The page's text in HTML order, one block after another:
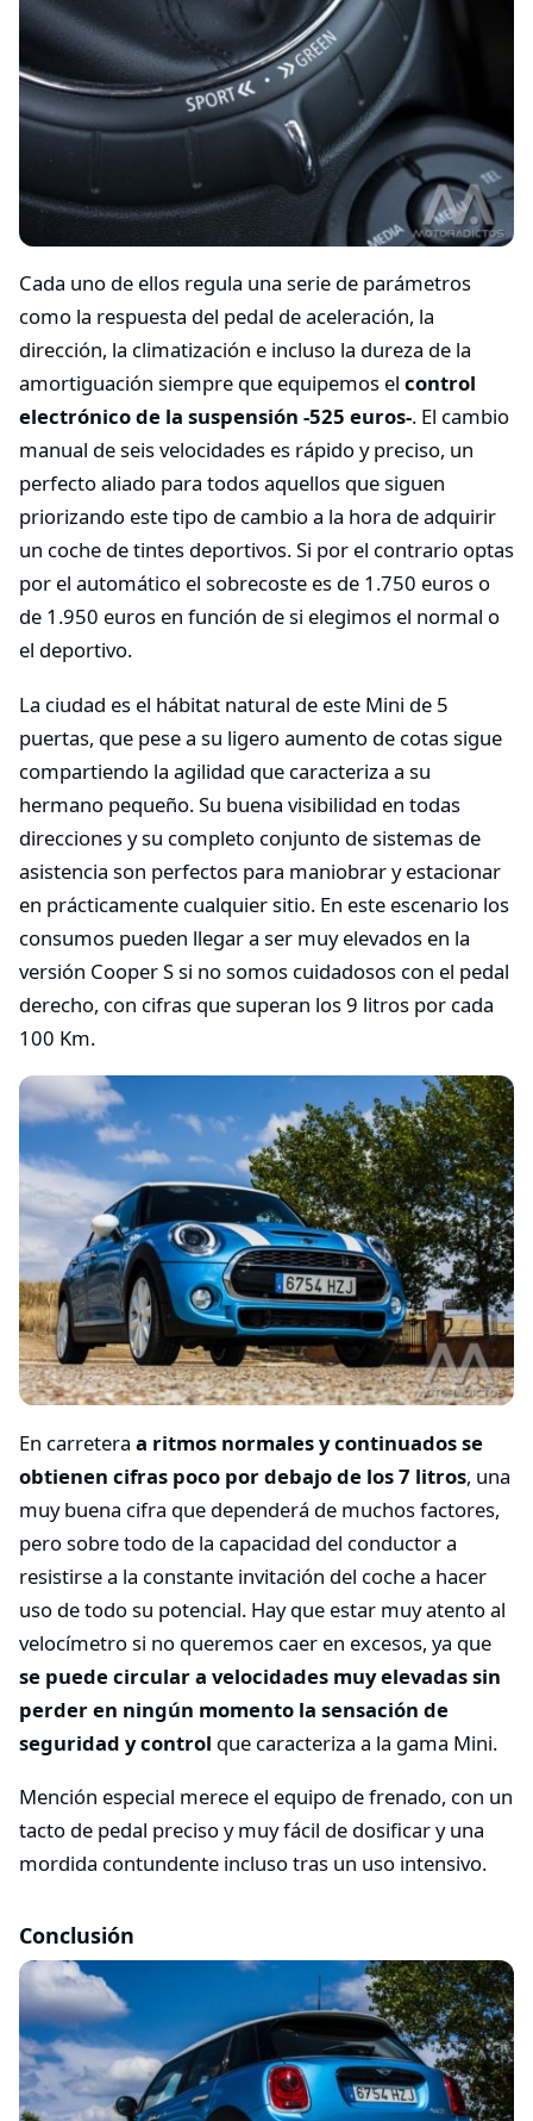
Cada uno de ellos regula una serie de parámetros
como la respuesta del pedal de aceleración, la
dirección, la climatización e incluso la dureza de la
amortiguación siempre que equipemos el control
electrónico de la suspensión -525 euros-. El cambio
manual de seis velocidades es rápido y preciso, un
perfecto aliado para todos aquellos que siguen
priorizando este tipo de cambio a la hora de adquirir
un coche de tintes deportivos. Si por el contrario optas
por el automático el sobrecoste es de 1.750 euros o
de 1.950 euros en función de si elegimos el normal o
el deportivo.
La ciudad es el hábitat natural de este Mini de 5
puertas, que pese a su ligero aumento de cotas sigue
compartiendo la agilidad que caracteriza a su
hermano pequeño. Su buena visibilidad en todas
direcciones y su completo conjunto de sistemas de
asistencia son perfectos para maniobrar y estacionar
en prácticamente cualquier sitio. En este escenario los
consumos pueden llegar a ser muy elevados en la
versión Cooper S si no somos cuidadosos con el pedal
derecho, con cifras que superan los 9 litros por cada
100 Km.
En carretera a ritmos normales y continuados se
obtienen cifras poco por debajo de los 7 litros, una
muy buena cifra que dependerá de muchos factores,
pero sobre todo de la capacidad del conductor a
resistirse a la constante invitación del coche a hacer
uso de todo su potencial. Hay que estar muy atento al
velocímetro si no queremos caer en excesos, ya que
se puede circular a velocidades muy elevadas sin
perder en ningún momento la sensación de
seguridad y control que caracteriza a la gama Mini.
Mención especial merece el equipo de frenado, con un
tacto de pedal preciso y muy fácil de dosificar y una
mordida contundente incluso tras un uso intensivo.
Conclusión